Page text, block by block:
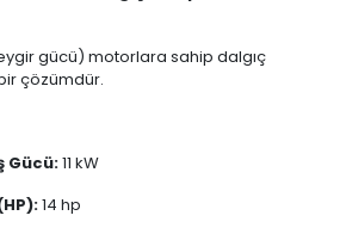
gücü) motorlara sahip dalgıç
çözümdür.
Gücü:11 kW
14 hp